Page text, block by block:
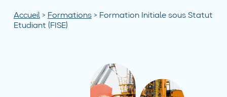
Accueil> Formations> Formation Initiale sous Statut
Etudiant (FISE)